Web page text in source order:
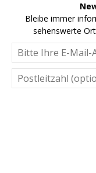
Bleibe immer
sehenswerte